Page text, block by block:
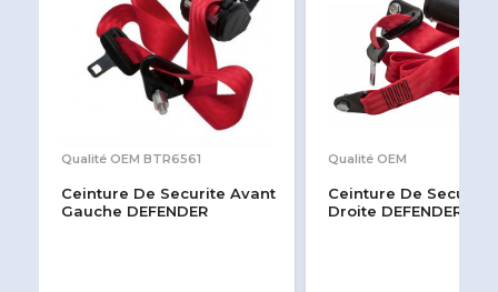
Qualité OEM BTR6561
Ceinture De Securite Avant
Gauche DEFENDER
Qualité OEM
Ceinture De Securite
Droite DEFENDER